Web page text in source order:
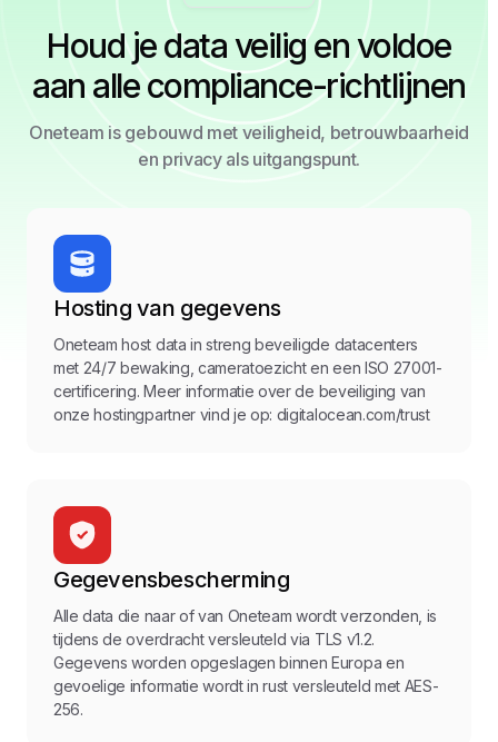
Houd je data veilig en voldoe
aan alle compliance-richtlijnen
Oneteam is gebouwd met veiligheid, betrouwbaarheid
en privacy als uitgangspunt.
Hosting van gegevens
Oneteam host data in streng beveiligde datacenters
met 24/7 bewaking, cameratoezicht en een ISO 27001-
certificering. Meer informatie over de beveiliging van
onze hostingpartner vind je op: digitalocean.com/trust
Gegevensbescherming
Alle data die naar of van Oneteam wordt verzonden, is
tijdens de overdracht versleuteld via TLS v1.2.
Gegevens worden opgeslagen binnen Europa en
gevoelige informatie wordt in rust versleuteld met AES-
256.